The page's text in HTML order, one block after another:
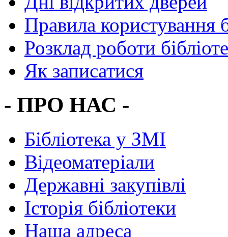
Правила користування
Розклад роботи
Як записатися
- ПРО НАС -
Бібліотека у ЗМІ
Відеоматеріали
Державні закупівлі
Історія бібліотеки
Наша адреса